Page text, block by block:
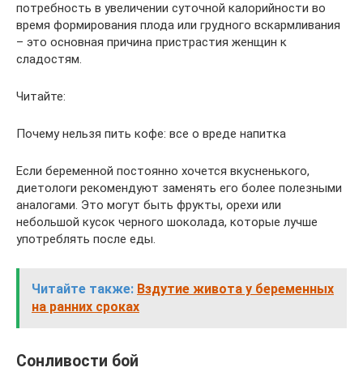
потребность в увеличении суточной калорийности во
время формирования плода или грудного вскармливания
– это основная причина пристрастия женщин к
сладостям.
Читайте:
Почему нельзя пить кофе: все о вреде напитка
Если беременной постоянно хочется вкусненького,
диетологи рекомендуют заменять его более полезными
аналогами. Это могут быть фрукты, орехи или
небольшой кусок черного шоколада, которые лучше
употреблять после еды.
Читайте также: Вздутие живота у беременных
на ранних сроках
Сонливости бой